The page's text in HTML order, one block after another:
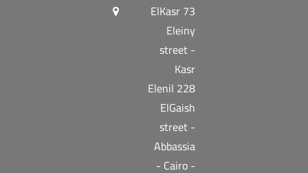
73 ElKasr
Eleiny
street -
Kasr
Elenil 228
ElGaish
street -
Abbassia
- Cairo -